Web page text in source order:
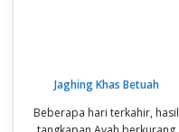
Jaghing Khas Betuah
Beberapa hari terkahir, hasil